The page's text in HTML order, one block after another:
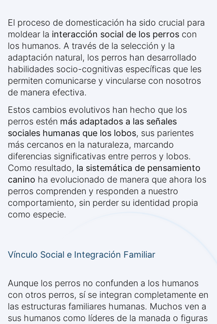
El proceso de domesticación ha sido crucial para
moldear la interacción social de los perros con
los humanos. A través de la selección y la
adaptación natural, los perros han desarrollado
habilidades socio-cognitivas específicas que les
permiten comunicarse y vincularse con nosotros
de manera efectiva.
Estos cambios evolutivos han hecho que los
perros estén más adaptados a las señales
sociales humanas que los lobos, sus parientes
más cercanos en la naturaleza, marcando
diferencias significativas entre perros y lobos.
Como resultado, la sistemática de pensamiento
canino ha evolucionado de manera que ahora los
perros comprenden y responden a nuestro
comportamiento, sin perder su identidad propia
como especie.
Vínculo Social e Integración Familiar
Aunque los perros no confunden a los humanos
con otros perros, sí se integran completamente en
las estructuras familiares humanas. Muchos ven a
sus humanos como líderes de la manada o figuras